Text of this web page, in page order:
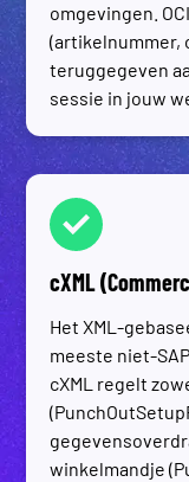
omgevingen.
(artikelnummer,
teruggegeven
sessie in jouw
cXML
Het XML-
meeste niet-
cXML regelt
winkelmandje